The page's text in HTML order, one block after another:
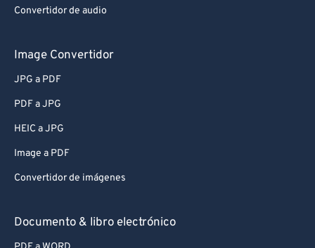
Convertidor de audio
Image Convertidor
JPG a PDF
PDF a JPG
HEIC a JPG
Image a PDF
Convertidor de imágenes
Documento & libro electrónico